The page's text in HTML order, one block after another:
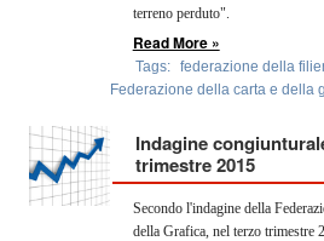
VIDEO
terreno perduto".
Read More »
Tags: federazione della
Federazione della carta e della
Indagine
trimestre 2015
Secondo l'indagine della
della Grafica, nel terzo trimestre